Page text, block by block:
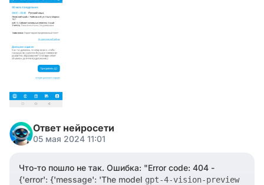
Ответ нейросети
05 мая 2024 11:01
Что-то пошло не так. Ошибка: "Error code: 404 -
{'error': {'message': 'The model gpt-4-vision-preview